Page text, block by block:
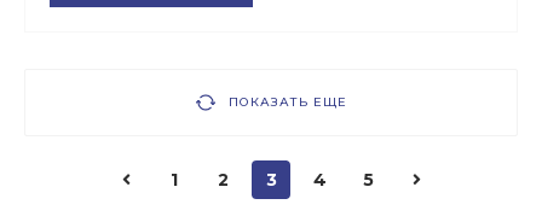
ПОКАЗАТЬ ЕЩЕ
1 2 3 4 5